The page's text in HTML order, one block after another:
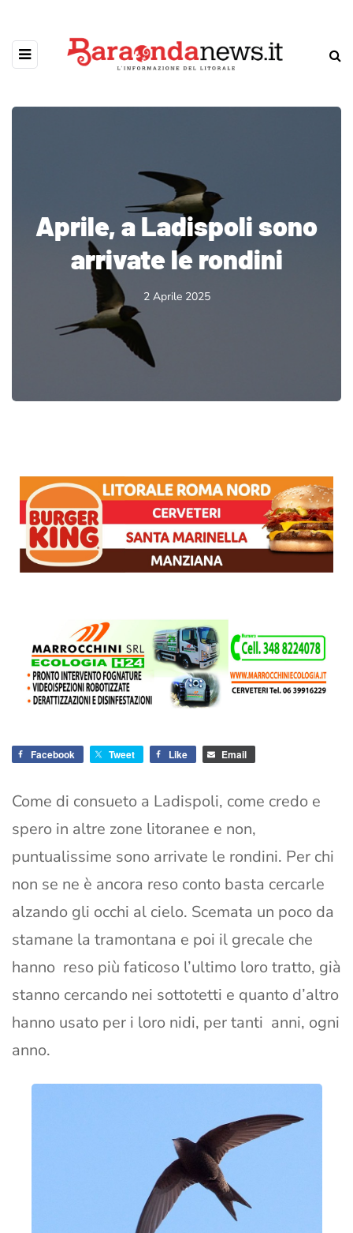
Aprile, a Ladispoli sono
arrivate le rondini
2 Aprile 2025
Facebook Tweet Like Email
Come di consueto a Ladispoli, come credo e
spero in altre zone litoranee e non,
puntualissime sono arrivate le rondini. Per chi
non se ne è ancora reso conto basta cercarle
alzando gli occhi al cielo. Scemata un poco da
stamane la tramontana e poi il grecale che
hanno reso più faticoso l’ultimo loro tratto, già
stanno cercando nei sottotetti e quanto d’altro
hanno usato per i loro nidi, per tanti anni, ogni
anno.